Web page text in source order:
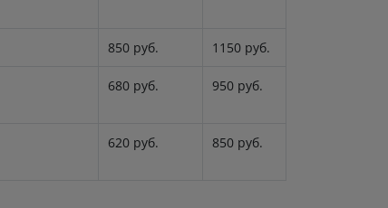
850 руб. 1150 руб.
680 руб. 950 руб.
620 руб. 850 руб.